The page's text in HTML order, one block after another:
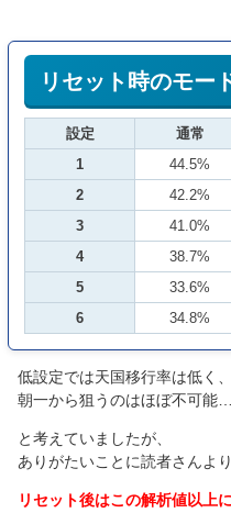
リセット時のモー
設定 通常
1
44.5%
2
42.2%
3
41.0%
4
38.7%
5
33.6%
6
34.8%
低設定では天国移行率は低く、
朝一から狙うのはほぼ不可能…
と考えていましたが、
ありがたいことに読者さんよ
リセット後はこの解析値以上